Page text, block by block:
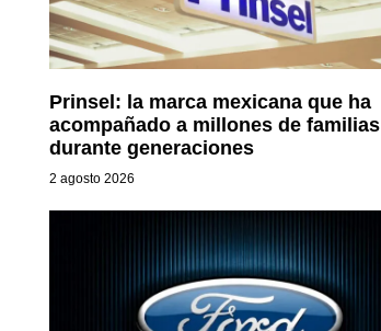
Prinsel: la marca mexicana que ha
acompañado a millones de familias
durante generaciones
2 agosto 2026